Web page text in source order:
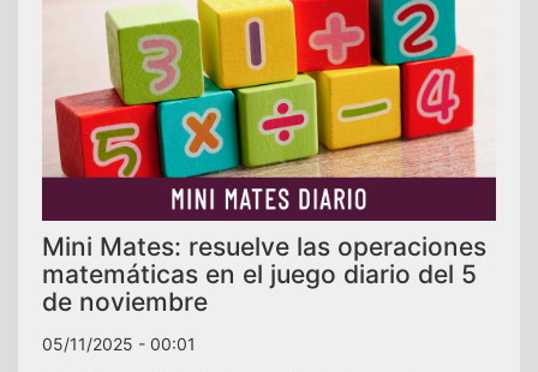
Mini Mates: resuelve las operaciones
matemáticas en el juego diario del 5
de noviembre
05/11/2025 - 00:01